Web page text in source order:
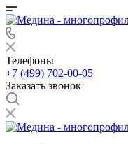
Телефоны
+7 (499) 702-00-05
Заказать звонок